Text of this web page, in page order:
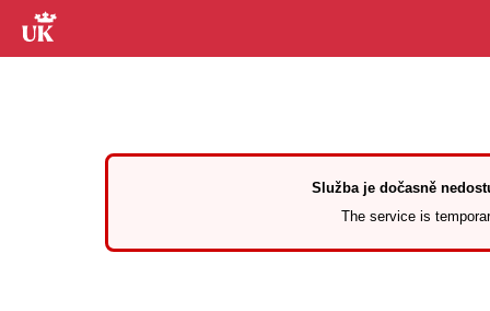
Služba je dočasně
The service is